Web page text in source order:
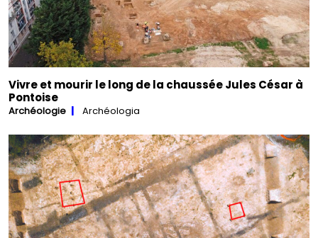
Vivre et mourir le long de la chaussée Jules César à
Pontoise
Archéologie Archéologia